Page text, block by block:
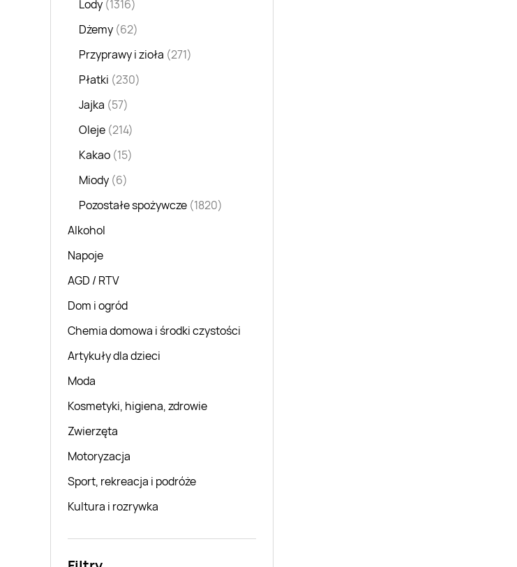
Lody (1316)
Dżemy (62)
Przyprawy i zioła (271)
Płatki (230)
Jajka (57)
Oleje (214)
Kakao (15)
Miody (6)
Pozostałe spożywcze (1820)
Alkohol
Napoje
AGD / RTV
Dom i ogród
Chemia domowa i środki czystości
Artykuły dla dzieci
Moda
Kosmetyki, higiena, zdrowie
Zwierzęta
Motoryzacja
Sport, rekreacja i podróże
Kultura i rozrywka